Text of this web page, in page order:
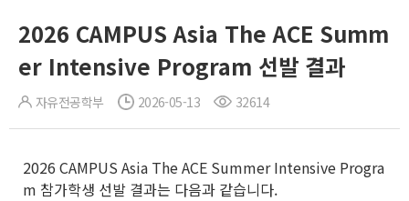
2026 CAMPUS Asia The ACE Summ
er Intensive Program 선발 결과
자유전공학부 2026-05-13 32614
2026 CAMPUS Asia The ACE Summer Intensive Progra
m 참가학생 선발 결과는 다음과 같습니다.